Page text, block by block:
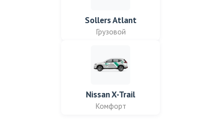
Sollers Atlant
Грузовой
Nissan X-Trail
Комфорт